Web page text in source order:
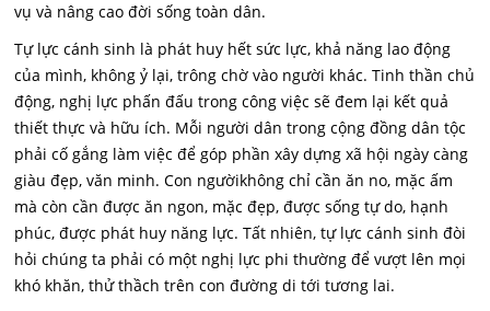
vụ và nâng cao đời sống toàn dân.
Tự lực cánh sinh là phát huy hết sức lực, khả năng lao động
của mình, không ỷ lại, trông chờ vào người khác. Tinh thần chủ
động, nghị lực phấn đấu trong công việc sẽ đem lại kết quả
thiết thực và hữu ích. Mỗi người dân trong cộng đồng dân tộc
phải cố gắng làm việc để góp phần xây dựng xã hội ngày càng
giàu đẹp, văn minh. Con ngườikhông chỉ cần ăn no, mặc ấm
mà còn cần được ăn ngon, mặc đẹp, được sống tự do, hạnh
phúc, được phát huy năng lực. Tất nhiên, tự lực cánh sinh đòi
hỏi chúng ta phải có một nghị lực phi thường để vượt lên mọi
khó khăn, thử thầch trên con đường di tới tương lai.